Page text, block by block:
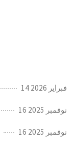
14 فبراير 2026
16 نوفمبر 2025
16 نوفمبر 2025